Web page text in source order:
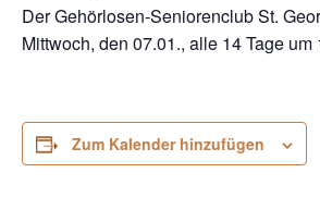
Der Gehörlosen-Seniorenclub St.
Mittwoch, den 07.01., alle 14 Tage
Zum Kalender hinzufügen